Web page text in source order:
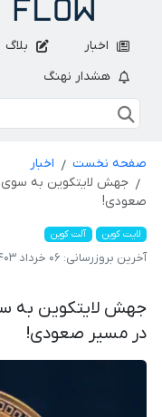
اخبار بلاگ
هشدار نهنگ
صفحه نخست
اخبار
صعودی!
لایت کوین آلت کوین
آخرین بروزرسانی: ۰۶ خرداد ۱۴۰۳ - ۱۳:۴۸
در مسیر صعودی!